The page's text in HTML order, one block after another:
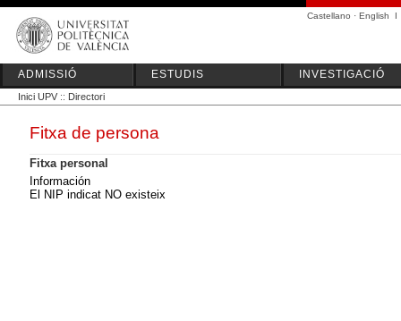
Castellano · English I
ADMISSIÓ ESTUDIS INVESTIGACIÓ
Inici UPV :: Directori
Fitxa de persona
Fitxa personal
Información
El NIP indicat NO existeix